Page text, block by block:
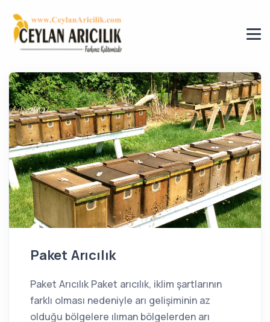
Paket Arıcılık
Paket Arıcılık Paket arıcılık, iklim şartlarının
farklı olması nedeniyle arı gelişiminin az
olduğu bölgelere ılıman bölgelerden arı